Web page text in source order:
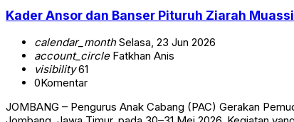
Kader Ansor dan Banser Pituruh Ziarah
calendar_monthSelasa, 23 Jun 2026
account_circleFatkhan Anis
visibility61
0Komentar
JOMBANG – Pengurus Anak Cabang (PAC) Gerakan